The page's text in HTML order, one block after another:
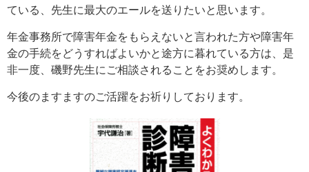
ている、先生に最大のエールを送りたいと思います。
年金事務所で障害年金をもらえないと言われた方や障害年
金の手続をどうすればよいかと途方に暮れている方は、是
非一度、磯野先生にご相談されることをお奨めします。
今後のますますのご活躍をお祈りしております。